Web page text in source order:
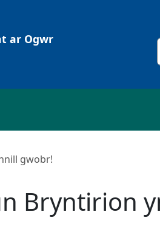
ar Ogwr
gwobr!
Bryntirion